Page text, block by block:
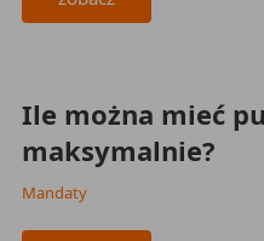
2023-11-28
Ile można mieć
maksymalnie?
Mandaty